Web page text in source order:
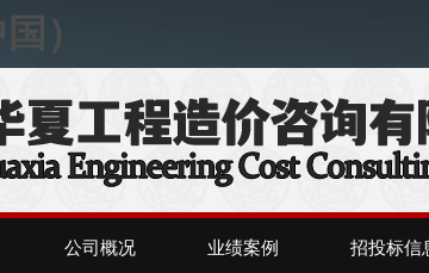
）
公司概况 业绩案例 招投标信